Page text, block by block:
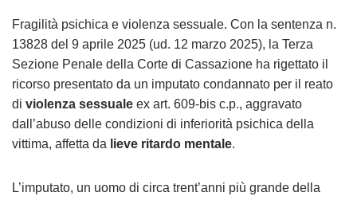
Fragilità psichica e violenza sessuale. Con la sentenza n.
13828 del 9 aprile 2025 (ud. 12 marzo 2025), la Terza
Sezione Penale della Corte di Cassazione ha rigettato il
ricorso presentato da un imputato condannato per il reato
di violenza sessuale ex art. 609-bis c.p., aggravato
dall’abuso delle condizioni di inferiorità psichica della
vittima, affetta da lieve ritardo mentale.
L’imputato, un uomo di circa trent’anni più grande della